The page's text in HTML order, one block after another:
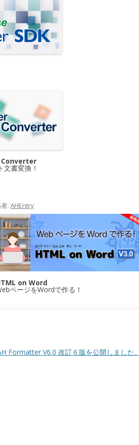
書変換！
: AHEntry
on Word
ページをWordで作る！
Formatter V6.0 改訂６版を公開しました。